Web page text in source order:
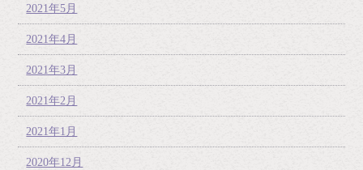
2021年5月
2021年4月
2021年3月
2021年2月
2021年1月
2020年12月